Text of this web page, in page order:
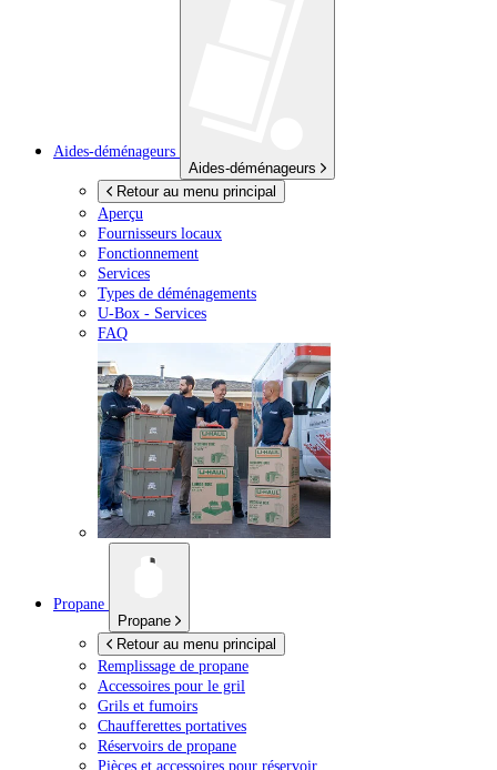
Aides-déménageurs
Aides-déménageurs
Retour au menu principal
Aperçu
Fournisseurs locaux
Fonctionnement
Services
Types de déménagements
U-Box - Services
FAQ
Propane
Propane
Retour au menu principal
Remplissage de propane
Accessoires pour le gril
Grils et fumoirs
Chaufferettes portatives
Réservoirs de propane
Pièces et accessoires pour réservoir